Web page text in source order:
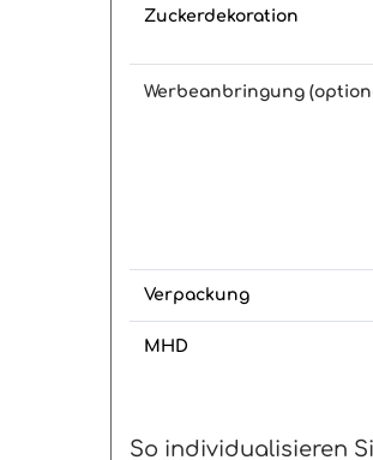
Zuckerdekoration
Werbeanbringung
Verpackung
MHD
So individualisieren